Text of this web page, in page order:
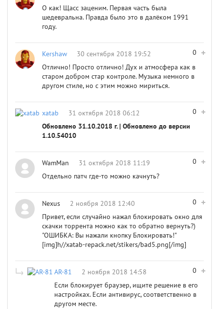
О как! Щасс заценим. Первая часть была
шедевральна. Правда было это в далёком 1991
году.
0
Kershaw
30 сентября 2018 19:52
Отлично! Просто отлично! Дух и атмосфера как в
старом добром стар контроле. Музыка немного в
другом стиле, но с этим можно мириться.
0
xatab
31 октября 2018 06:12
Обновлено 31.10.2018 г. | Обновлено до версии
1.10.54010
0
WamMan
31 октября 2018 11:19
Отдельно патч где-то можно качнуть?
0
Nexus
2 ноября 2018 12:40
Привет, если случайно нажал блокировать окно для
скачки торрента можно как то обратно вернуть?)
"ОШИБКА: Вы нажали кнопку Блокировать!"
[img]h//xatab-repack.net/stikers/bad5.png[/img]
0
AR-81
2 ноября 2018 14:58
Если блокирует браузер, ищите решение в его
настройках. Если антивирус, соответственно в
другом месте.